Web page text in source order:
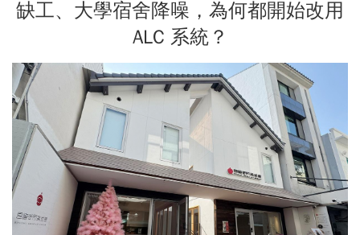
缺工、大學宿舍降噪，為何都開始改用
ALC 系統？